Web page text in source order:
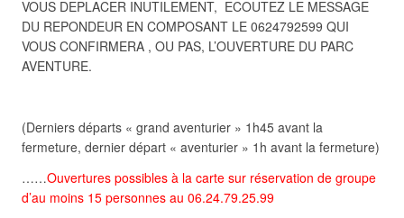
VOUS DEPLACER INUTILEMENT, ECOUTEZ LE MESSAGE
DU REPONDEUR EN COMPOSANT LE 0624792599 QUI
VOUS CONFIRMERA , OU PAS, L’OUVERTURE DU PARC
AVENTURE.
(Derniers départs « grand aventurier » 1h45 avant la
fermeture, dernier départ « aventurier » 1h avant la fermeture)
……Ouvertures possibles à la carte sur réservation de groupe
d’au moins 15 personnes au 06.24.79.25.99